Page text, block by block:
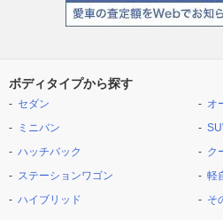
ボディタイプから探す
セダン
ミニバン
ハッチバック
ステーションワゴン
ハイブリッド
オ
ク
軽
そ